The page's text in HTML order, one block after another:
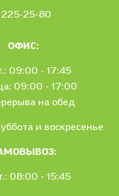
225-25-80
ОФИС:
09:00 - 17:45
09:00 - 17:00
на обед
и воскресенье
08:00 - 15:45